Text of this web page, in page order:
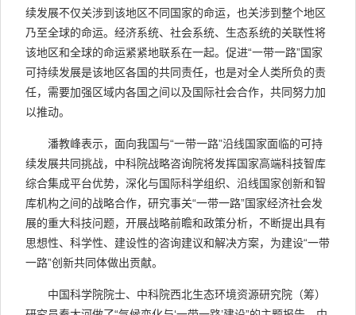
续发展不仅关涉到该地区不同国家的命运，也关涉到整个地区
乃至全球的命运。经济系统、社会系统、生态系统的关联性将
该地区和全球的命运紧紧地联系在一起。促进“一带一路”国家
可持续发展是该地区各国的共同责任，也是对全人类所负的责
任，需要加强区域内各国之间以及国际社会合作，共同努力加
以推动。
潘教峰表示，面向我国与“一带一路”沿线国家面临的可持
续发展共同挑战，中科院战略咨询院将发挥国家高端科技智库
综合集成平台优势，深化与国际科学组织、沿线国家创新和智
库机构之间的战略合作，研究事关“一带一路”国家经济社会发
展的重大科技问题，开展战略前瞻和政策分析，不断提出具有
思想性、科学性、建设性的咨询建议和解决方案，为建设“一带
一路”创新共同体做出贡献。
中国科学院院士、中科院西北生态环境资源研究院（筹）